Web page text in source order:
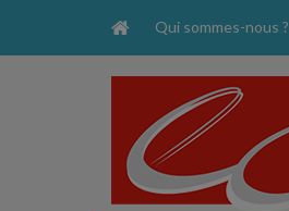
Qui sommes-nous ?